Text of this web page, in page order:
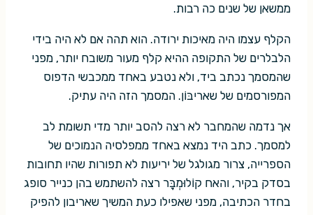
ממשאן של שנים כה רבות.
הקלף עצמו היה מאיכות ירודה. הוא תהה אם לא היה בידי
הלבלרים של התקופה ההיא קלף מעור משובח יותר, מפני
שהמסמך נכתב ביד, ולא נטבע באחד ממכבשי הדפוס
המפורסמים של שאריבּוֹן. המסמך הזה היה עתיק.
אך נדמה שהמחבר לא רצה להסב יותר מדי תשומת לב
למסמך. כתב היד נמצא באחד ממפלסיה הנמוכים של
הספרייה, צרור מגולגל של יריעות לא תפורות שהיו תחובות
בסדק בקיר, והאח קוֹלוּמְבָּר רצה להשתמש בהן כנייר סופג
בחדר הכתיבה, מפני שאפילו כעת המשיך שאריבון להפיק